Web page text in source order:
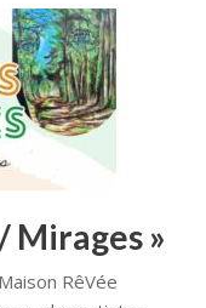
Mirages »
RêVée